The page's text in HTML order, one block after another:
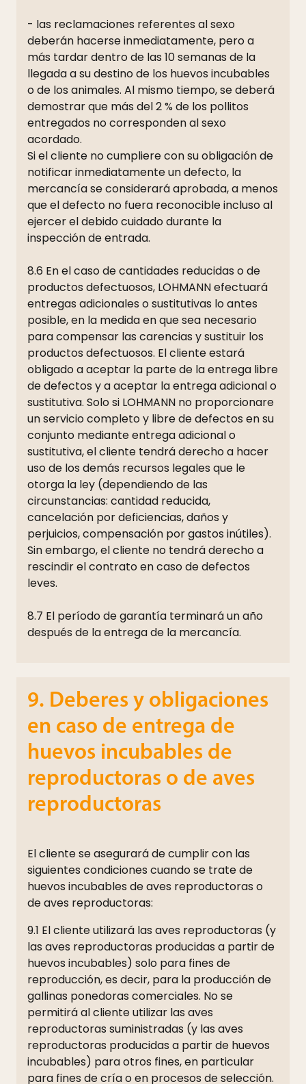
- las reclamaciones referentes al sexo
deberán hacerse inmediatamente, pero a
más tardar dentro de las 10 semanas de la
llegada a su destino de los huevos incubables
o de los animales. Al mismo tiempo, se deberá
demostrar que más del 2 % de los pollitos
entregados no corresponden al sexo
acordado.
Si el cliente no cumpliere con su obligación de
notificar inmediatamente un defecto, la
mercancía se considerará aprobada, a menos
que el defecto no fuera reconocible incluso al
ejercer el debido cuidado durante la
inspección de entrada.
8.6 En el caso de cantidades reducidas o de
productos defectuosos, LOHMANN efectuará
entregas adicionales o sustitutivas lo antes
posible, en la medida en que sea necesario
para compensar las carencias y sustituir los
productos defectuosos. El cliente estará
obligado a aceptar la parte de la entrega libre
de defectos y a aceptar la entrega adicional o
sustitutiva. Solo si LOHMANN no proporcionare
un servicio completo y libre de defectos en su
conjunto mediante entrega adicional o
sustitutiva, el cliente tendrá derecho a hacer
uso de los demás recursos legales que le
otorga la ley (dependiendo de las
circunstancias: cantidad reducida,
cancelación por deficiencias, daños y
perjuicios, compensación por gastos inútiles).
Sin embargo, el cliente no tendrá derecho a
rescindir el contrato en caso de defectos
leves.
8.7 El período de garantía terminará un año
después de la entrega de la mercancía.
9. Deberes y obligaciones
en caso de entrega de
huevos incubables de
reproductoras o de aves
reproductoras
El cliente se asegurará de cumplir con las
siguientes condiciones cuando se trate de
huevos incubables de aves reproductoras o
de aves reproductoras:
9.1 El cliente utilizará las aves reproductoras (y
las aves reproductoras producidas a partir de
huevos incubables) solo para fines de
reproducción, es decir, para la producción de
gallinas ponedoras comerciales. No se
permitirá al cliente utilizar las aves
reproductoras suministradas (y las aves
reproductoras producidas a partir de huevos
incubables) para otros fines, en particular
para fines de cría o en procesos de selección.